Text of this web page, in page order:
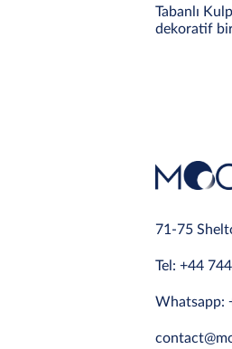
Tabanlı
dekoratif
71-75
Tel: +44
Whatsapp: